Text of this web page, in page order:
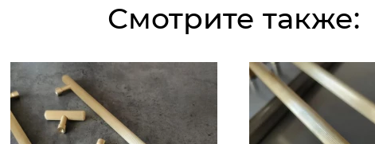
Смотрите также: